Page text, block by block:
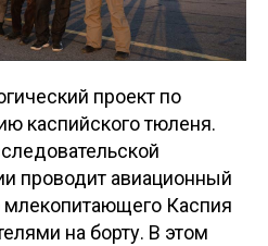
проект по
каспийского тюленя.
проводит авиационный
млекопитающего Каспия
на борту. В этом